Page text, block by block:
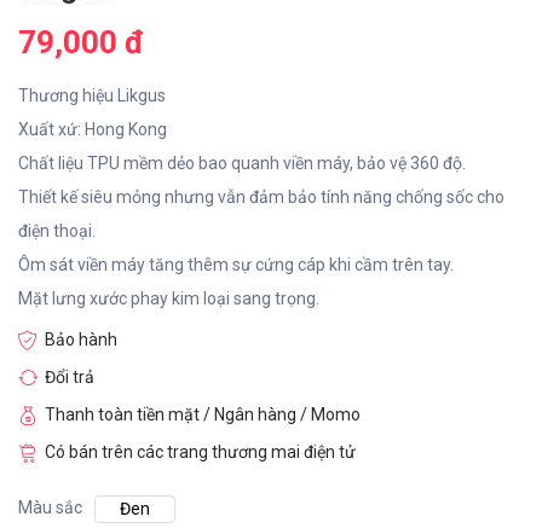
79,000 đ
Thương hiệu Likgus
Xuất xứ: Hong Kong
Chất liệu TPU mềm dẻo bao quanh viền máy, bảo vệ 360 độ.
Thiết kế siêu mỏng nhưng vẫn đảm bảo tính năng chống sốc cho
điện thoại.
Ôm sát viền máy tăng thêm sự cứng cáp khi cầm trên tay.
Mặt lưng xước phay kim loại sang trọng.
Bảo hành
Đổi trả
Thanh toàn tiền mặt / Ngân hàng / Momo
Có bán trên các trang thương mai điện tử
Màu sắc
Đen